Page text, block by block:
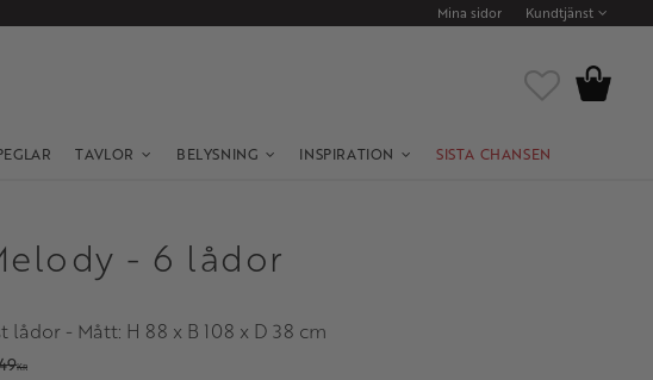
Mina sidor Kundtjänst
TAVLOR BELYSNING INSPIRATION SISTA CHANSEN
Favoriter
Kundvagn
- 6 lådor
lådor - Mått: H 88 x B 108 x D 38 cm
pris:
KR